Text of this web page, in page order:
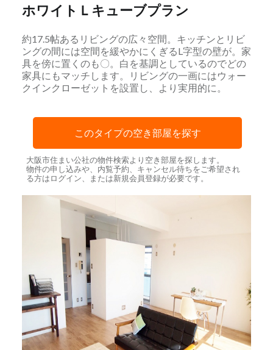
ホワイトＬキューブプラン
約17.5帖あるリビングの広々空間。キッチンとリビ
ングの間には空間を緩やかにくぎるL字型の壁が。家
具を傍に置くのも〇。白を基調としているのでどの
家具にもマッチします。リビングの一画にはウォー
クインクローゼットを設置し、より実用的に。
このタイプの空き部屋を探す
大阪市住まい公社の物件検索より空き部屋を探します。
物件の申し込みや、内覧予約、キャンセル待ちをご希望され
る方はログイン、または新規会員登録が必要です。